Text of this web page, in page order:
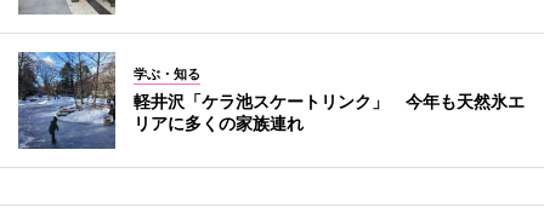
学ぶ・知る
軽井沢「ケラ池スケートリンク」 今年も天然氷エ
リアに多くの家族連れ